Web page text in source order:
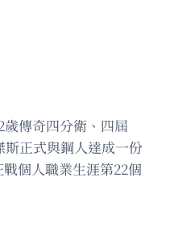
傳奇四分衛、四屆
正式與鋼人達成一份
個人職業生涯第22個